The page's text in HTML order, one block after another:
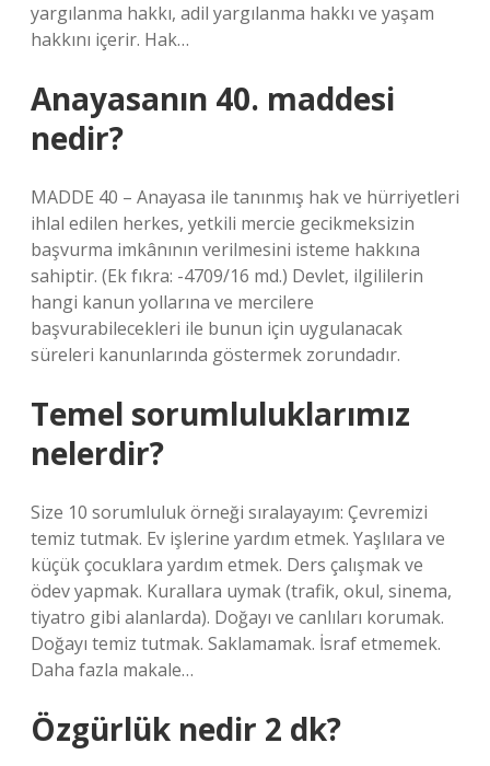
yargılanma hakkı, adil yargılanma hakkı ve yaşam
hakkını içerir. Hak…
Anayasanın 40. maddesi
nedir?
MADDE 40 – Anayasa ile tanınmış hak ve hürriyetleri
ihlal edilen herkes, yetkili mercie gecikmeksizin
başvurma imkânının verilmesini isteme hakkına
sahiptir. (Ek fıkra: -4709/16 md.) Devlet, ilgililerin
hangi kanun yollarına ve mercilere
başvurabilecekleri ile bunun için uygulanacak
süreleri kanunlarında göstermek zorundadır.
Temel sorumluluklarımız
nelerdir?
Size 10 sorumluluk örneği sıralayayım: Çevremizi
temiz tutmak. Ev işlerine yardım etmek. Yaşlılara ve
küçük çocuklara yardım etmek. Ders çalışmak ve
ödev yapmak. Kurallara uymak (trafik, okul, sinema,
tiyatro gibi alanlarda). Doğayı ve canlıları korumak.
Doğayı temiz tutmak. Saklamamak. İsraf etmemek.
Daha fazla makale…
Özgürlük nedir 2 dk?